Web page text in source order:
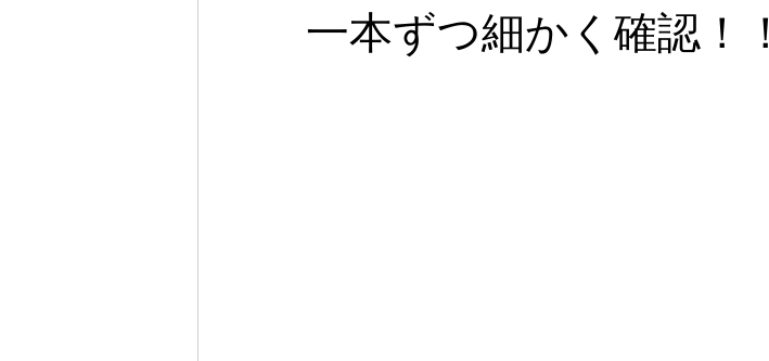
一本ずつ細かく確認！！